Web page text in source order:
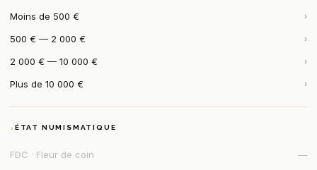
Moins de 500 € ›
500 € — 2 000 € ›
2 000 € — 10 000 € ›
Plus de 10 000 € ›
ÉTAT NUMISMATIQUE
FDC · Fleur de coin
—